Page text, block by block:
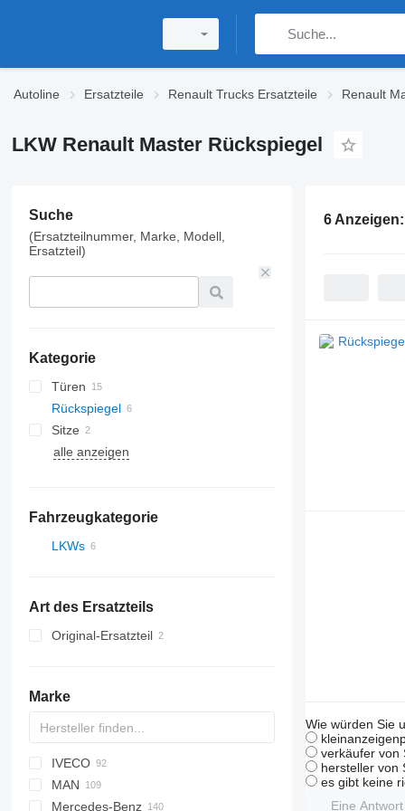
Autoline Ersatzteile Renault Trucks Ersatzteile Renault
LKW Renault Master Rückspiegel
Suche
(Ersatzteilnummer, Marke, Modell,
Ersatzteil)
Kategorie
Türen
Rückspiegel
Sitze
Klimakompressoren
Windschutzscheiben
alle anzeigen
Fahrzeugkategorie
LKWs
Art des Ersatzteils
Original-Ersatzteil
Marke
A-series
C-series
Jumper
CF
LF
XF
Ducato
2000
Cargo
Focus
IVECO
Daily
EuroCargo
Carnival
MAN
F90
Mercedes-Benz
6 Anzeigen:
Wie würden Sie
verkäufer von
hersteller von
es gibt keine
Eine